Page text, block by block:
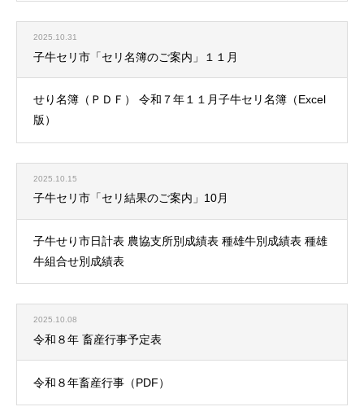
2025.10.31
子牛セリ市「セリ名簿のご案内」１１月
せり名簿（ＰＤＦ） 令和７年１１月子牛セリ名簿（Excel
版）
2025.10.15
子牛セリ市「セリ結果のご案内」10月
子牛せり市日計表 農協支所別成績表 種雄牛別成績表 種雄
牛組合せ別成績表
2025.10.08
令和８年 畜産行事予定表
令和８年畜産行事（PDF）